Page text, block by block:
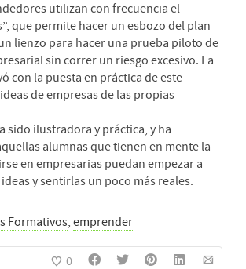
utilizan con frecuencia el
que permite hacer un esbozo del plan
lienzo para hacer una prueba piloto de
sin correr un riesgo excesivo. La
con la puesta en práctica de este
de empresas de las propias
sido ilustradora y práctica, y ha
alumnas que tienen en mente la
en empresarias puedan empezar a
y sentirlas un poco más reales.
Formativos, emprender
0